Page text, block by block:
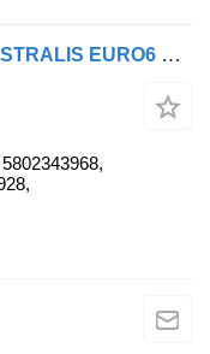
5802792401 styreenhet for IVECO STRALIS EURO6 S-WAY trekkvogn